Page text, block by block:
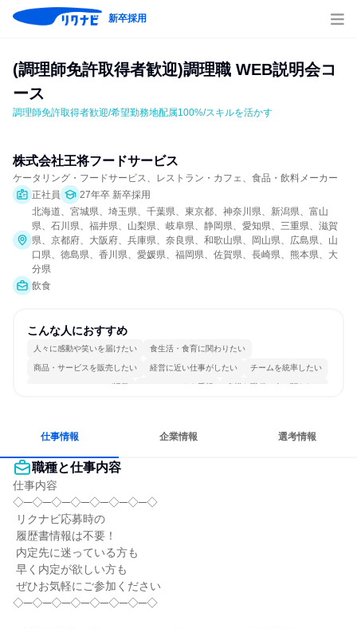
新卒採用
(調理師免許取得者歓迎)調理職 WEB説明会コ
ース
調理師免許取得者歓迎/希望勤務地配属100%/スキルを活かす
株式会社王将フードサービス
ケータリング・フードサービス、レストラン・カフェ、食品・飲料メーカー
正社員
27年卒 新卒採用
北海道、宮城県、埼玉県、千葉県、東京都、神奈川県、新潟県、富山
県、石川県、福井県、山梨県、岐阜県、静岡県、愛知県、三重県、滋賀
県、京都府、大阪府、兵庫県、奈良県、和歌山県、岡山県、広島県、山
口県、徳島県、香川県、愛媛県、福岡県、佐賀県、長崎県、熊本県、大
分県
飲食
こんな人におすすめ
人々に感動や笑いを届けたい 食生活・食育に関わりたい
商品・サービスを販売したい 経営に近い仕事がしたい チームを統率したい
コミュニケーションが活発 チームワークを重視 多様な職種の人と関われる
仕事情報 企業情報 選考情報
職種と仕事内容
仕事内容
◇─◇─◇─◇─◇─◇─◇─◇
◇─◇─◇─◇─◇─◇─◇─◇